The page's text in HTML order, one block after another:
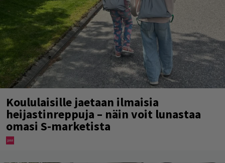
Koululaisille jaetaan ilmaisia
heijastinreppuja – näin voit lunastaa
omasi S-marketista